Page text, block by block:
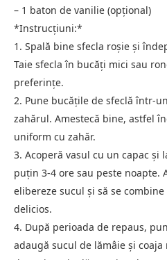
– 1 baton de vanilie (opțional)
*Instrucțiuni:*
1. Spală bine sfecla roșie și
Taie sfecla în bucăți mici sau
preferințe.
2. Pune bucățile de sfeclă într-
zahărul. Amestecă bine, astfel
uniform cu zahăr.
3. Acoperă vasul cu un capac
puțin 3-4 ore sau peste noapte.
elibereze sucul și să se
delicios.
4. După perioada de repaus,
adaugă sucul de lămâie și coaja